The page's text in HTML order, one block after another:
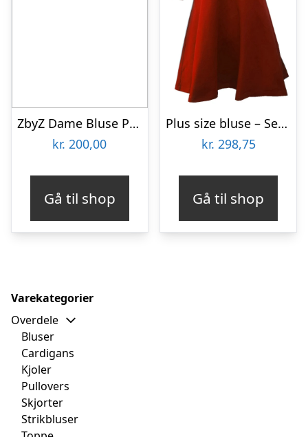
ZbyZ Dame Bluse Plus Size – Flower – 50/52
kr. 200,00
Gå til shop
Plus size bluse – Sendai Red
kr. 298,75
Gå til shop
Varekategorier
Overdele
Bluser
Cardigans
Kjoler
Pullovers
Skjorter
Strikbluser